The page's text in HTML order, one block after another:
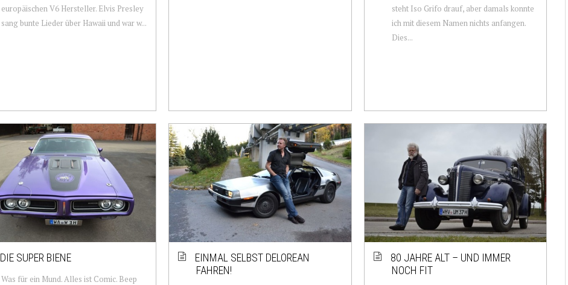
europäischen V6 Hersteller. Elvis Presley
sang bunte Lieder über Hawaii und war w...
steht Iso Grifo drauf, aber damals konnte
ich mit diesem Namen nichts anfangen.
Dies...
DIE SUPER BIENE
Was für ein Mund. Alles ist Comic. Beep
EINMAL SELBST DELOREAN
FAHREN!
80 JAHRE ALT – UND IMMER
NOCH FIT